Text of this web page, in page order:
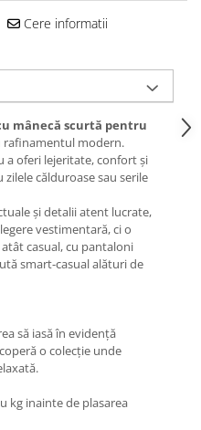
Cere informatii
mânecă scurtă pentru
rafinamentul modern.
a oferi lejeritate, confort și
călduroase sau serile
și detalii atent lucrate,
vestimentară, ci o
casual, cu pantaloni
smart-casual alături de
să iasă în evidență
o colecție unde
kg inainte de plasarea